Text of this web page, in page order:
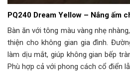
PQ240 Dream Yellow – Nắng ấm
Bàn ăn với tông màu vàng nhẹ
thiện cho không gian gia đình.
làm dịu mắt, giúp không gian bếp
Phù hợp cả với phong cách cổ điển